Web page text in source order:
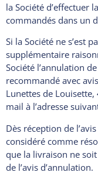
la Société d’effectuer
commandés dans un
Si la Société ne s’est
supplémentaire
Société l’annulation
recommandé avec
Lunettes de Louisette,
mail à l’adresse
Dès réception de
considéré comme
que la livraison ne
de l’avis d’annulation.